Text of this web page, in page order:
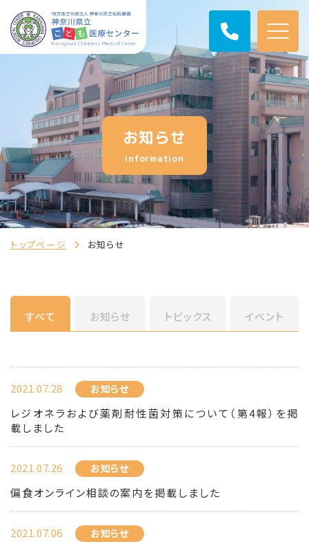
お知らせ
information
トップページ お知らせ
すべて お知らせ トピックス イベント
2021.07.28 お知らせ
レジオネラおよび薬剤耐性菌対策について（第4報）を掲
載しました
2021.07.26 お知らせ
偏食オンライン相談の案内を掲載しました
2021.07.06 お知らせ